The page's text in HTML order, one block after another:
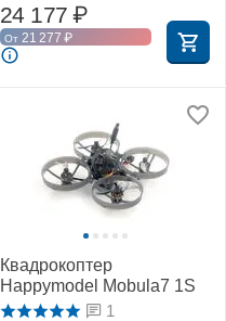
24 177 ₽
От 21 277 ₽
Квадрокоптер
Happymodel Mobula7 1S
1